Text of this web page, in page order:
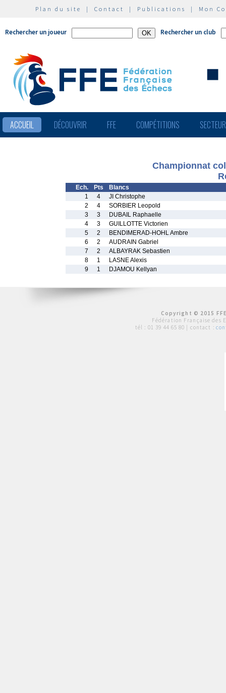
Plan du site | Contact | Publications | Mon
Rechercher un joueur Rechercher un club
ACCUEIL DÉCOUVRIR FFE COMPÉTITIONS
Championnat
Ech. Pts
Blancs
1
4
JI Christophe
2
4
SORBIER Leopold
3
3
DUBAIL Raphaelle
4
3
GUILLOTTE Victorien
5
2
BENDIMERAD-HOHL Ambre
6
2
AUDRAIN Gabriel
7
2
ALBAYRAK Sebastien
8
1
LASNE Alexis
9
1 DJAMOU Kellyan
Copyright © 2015
Fédération Française des
tél : 01 39 44 65 80 | contact :